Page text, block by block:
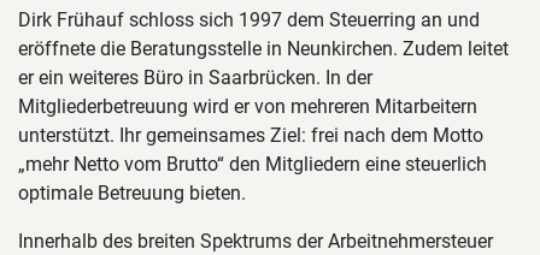
Dirk Frühauf schloss sich 1997 dem Steuerring an und
eröffnete die Beratungsstelle in Neunkirchen. Zudem leitet
er ein weiteres Büro in Saarbrücken. In der
Mitgliederbetreuung wird er von mehreren Mitarbeitern
unterstützt. Ihr gemeinsames Ziel: frei nach dem Motto
„mehr Netto vom Brutto“ den Mitgliedern eine steuerlich
optimale Betreuung bieten.
Innerhalb des breiten Spektrums der Arbeitnehmersteuer